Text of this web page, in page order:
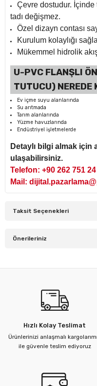
Çevre dostudur. İçinde
tadı değişmez.
Özel dizayn contası
Kurulum kolaylığı
Mükemmel hidrolik
U-PVC FLANŞLI
TUTUCU) NEREDE
Ev içme suyu alanlarında
Su arıtmada
Tarım alanlarında
Yüzme havuzlarında
Endüstriyel işletmelerde
Detaylı bilgi almak için
ulaşabilirsiniz.
Telefon: +90 262 751
Mail:
Taksit Seçenekleri
Önerileriniz
Görüş ve önerileriniz için
Ürün açıklamasında eksik
Ürün bilgilerinde hatalar
Ürün fiyatı diğer
Bu ürüne benzer farklı
Hızlı Kolay Teslimat
Ürünlerinizi anlaşmalı
ile güvenle teslim ediyoruz